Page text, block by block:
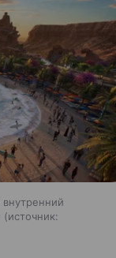
внутренний
источник: